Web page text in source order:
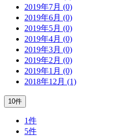
2019年7月 (0)
2019年6月 (0)
2019年5月 (0)
2019年4月 (0)
2019年3月 (0)
2019年2月 (0)
2019年1月 (0)
2018年12月 (1)
10件
1件
5件